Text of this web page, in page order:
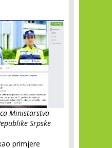
Ministarstva
Srpske
primjere